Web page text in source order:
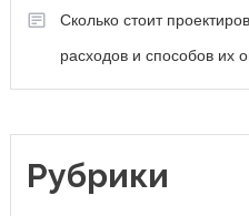
Сколько стоит
расходов и способов их
Рубрики